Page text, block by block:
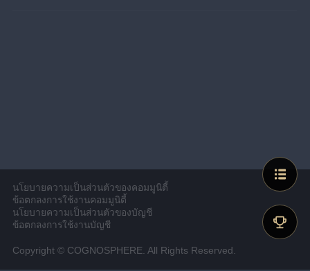
นโยบายความเป็นส่วนตัวของคอมมูนิตี้
ข้อตกลงการใช้งานคอมมูนิตี้
นโยบายความเป็นส่วนตัวของบัญชี
ข้อตกลงการใช้งานบัญชี
Copyright © COGNOSPHERE. All Rights Reserved.